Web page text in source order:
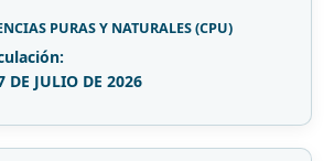
PURAS Y NATURALES (CPU)
DE JULIO DE 2026